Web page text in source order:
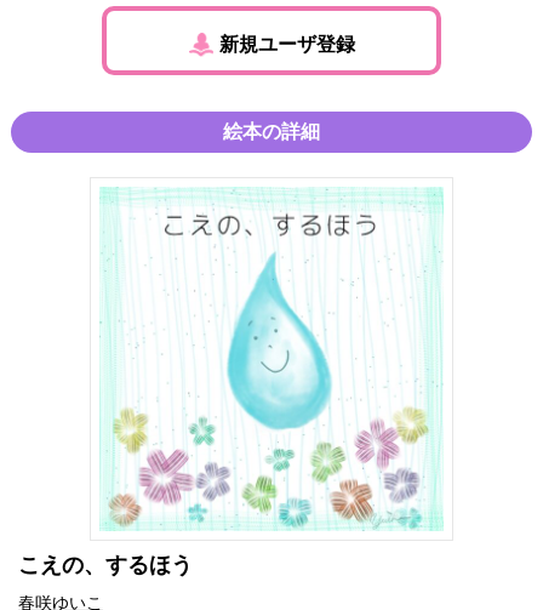
新規ユーザ登録
絵本の詳細
こえの、するほう
春咲ゆいこ